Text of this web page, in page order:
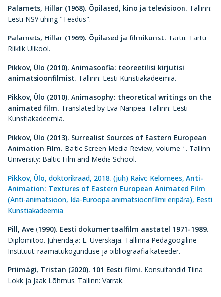
Palamets, Hillar (1968). Õpilased, kino ja televisioon. Tallinn:
Eesti NSV ühing "Teadus".
Palamets, Hillar (1969). Õpilased ja filmikunst. Tartu: Tartu
Riiklik Ülikool.
Pikkov, Ülo (2010). Animasoofia: teoreetilisi kirjutisi
animatsioonfilmist. Tallinn: Eesti Kunstiakadeemia.
Pikkov, Ülo (2010). Animasophy: theoretical writings on the
animated film. Translated by Eva Näripea. Tallinn: Eesti
Kunstiakadeemia.
Pikkov, Ülo (2013). Surrealist Sources of Eastern European
Animation Film. Baltic Screen Media Review, volume 1. Tallinn
University: Baltic Film and Media School.
Pikkov, Ülo, doktorikraad, 2018, (juh) Raivo Kelomees, Anti-
Animation: Textures of Eastern European Animated Film
(Anti-animatsioon, Ida-Euroopa animatsioonfilmi eripära), Eesti
Kunstiakadeemia
Pill, Ave (1990). Eesti dokumentaalfilm aastatel 1971-1989.
Diplomitöö. Juhendaja: E. Uverskaja. Tallinna Pedagoogiline
Instituut: raamatukogunduse ja bibliograafia kateeder.
Priimägi, Tristan (2020). 101 Eesti filmi. Konsultandid Tiina
Lokk ja Jaak Lõhmus. Tallinn: Varrak.